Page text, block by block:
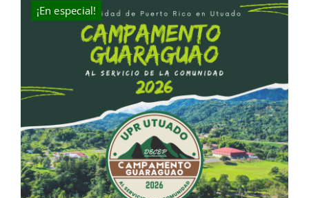
¡En especial!